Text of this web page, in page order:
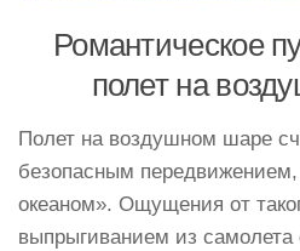
Романтическое
полет на
Полет на воздушном шаре
безопасным
океаном». Ощущения от
выпрыгиванием из